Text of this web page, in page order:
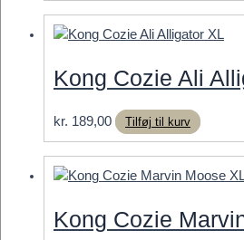
Kong Cozie Ali
kr. 189,00 Tilføj til kurv
Kong Cozie